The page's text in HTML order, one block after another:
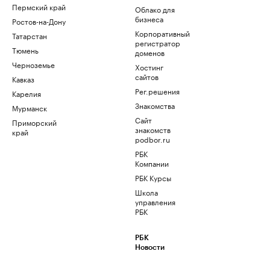
Пермский край
Ростов-на-Дону
Татарстан
Тюмень
Черноземье
Кавказ
Карелия
Мурманск
Приморский
край
Облако для
бизнеса
Корпоративный
регистратор
доменов
Хостинг
сайтов
Рег.решения
Знакомства
Сайт
знакомств
podbor.ru
РБК
Компании
РБК Курсы
Школа
управления
РБК
РБК
Новости